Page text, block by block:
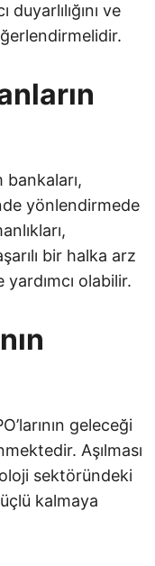
duyarlılığını ve
bankaları,
yönlendirmede
bir halka arz
olabilir.
geleceği
Aşılması
sektöründeki
kalmaya